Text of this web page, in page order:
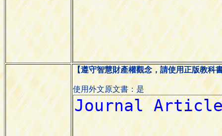
【遵守智慧財產權觀念，請使用正版教科
使用外文原文書：是